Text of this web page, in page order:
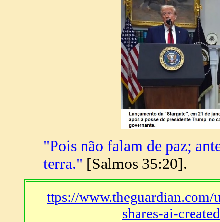
"Pois não falam de paz;
terra." [Salmos 35:20].
ttps://
shares-ai-